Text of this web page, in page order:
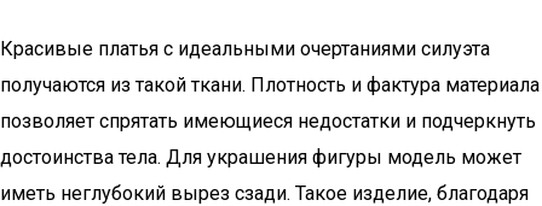
Красивые платья с идеальными очертаниями силуэта
получаются из такой ткани. Плотность и фактура материала
позволяет спрятать имеющиеся недостатки и подчеркнуть
достоинства тела. Для украшения фигуры модель может
иметь неглубокий вырез сзади. Такое изделие, благодаря